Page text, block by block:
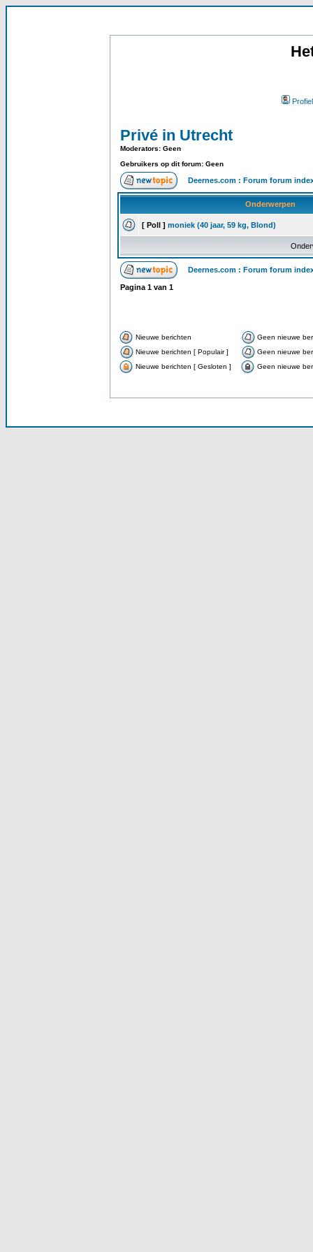
Profiel
Privé in Utrecht
Moderators: Geen
Gebruikers op dit forum: Geen
Deernes.com : Forum forum
Onderwerpen
[ Poll ] moniek (40 jaar, 59 kg, Blond)
Deernes.com : Forum forum
Pagina 1 van 1
Nieuwe berichten
Geen nieuwe
Nieuwe berichten [ Populair ]
Geen nieuwe
Nieuwe berichten [ Gesloten ]
Geen nieuwe